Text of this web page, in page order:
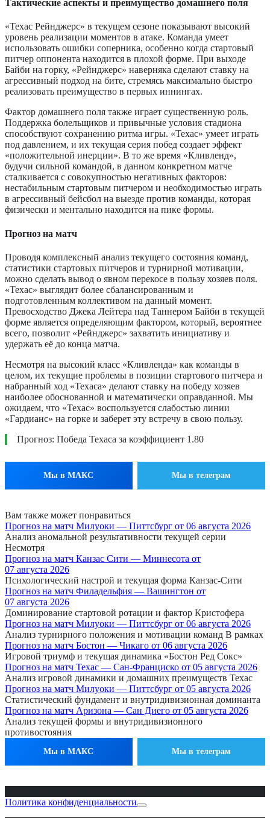
Тактические аспекты и преимущество домашнего поля
«Техас Рейнджерс» в текущем сезоне показывают высокий
уровень реализации моментов в атаке. Команда умеет
использовать ошибки соперника, особенно когда стартовый
питчер оппонента находится в плохой форме. При выходе
Байби на горку, «Рейнджерс» наверняка сделают ставку на
агрессивный подход на бите, стремясь максимально быстро
реализовать преимущество в первых иннингах.
Фактор домашнего поля также играет существенную роль.
Поддержка болельщиков и привычные условия стадиона
способствуют сохранению ритма игры. «Техас» умеет играть
под давлением, и их текущая серия побед создает эффект
«положительной инерции». В то же время «Кливленд»,
будучи сильной командой, в данном конкретном матче
сталкивается с совокупностью негативных факторов:
нестабильным стартовым питчером и необходимостью играть
в агрессивный бейсбол на выезде против команды, которая
физически и ментально находится на пике формы.
Прогноз на матч
Проводя комплексный анализ текущего состояния команд,
статистики стартовых питчеров и турнирной мотивации,
можно сделать вывод о явном перекосе в пользу хозяев поля.
«Техас» выглядит более сбалансированным и
подготовленным коллективом на данный момент.
Превосходство Джека Лейтера над Таннером Байби в текущей
форме является определяющим фактором, который, вероятнее
всего, позволит «Рейнджерс» захватить инициативу и
удержать её до конца матча.
Несмотря на высокий класс «Кливленда» как команды в
целом, их текущие проблемы в позиции стартового питчера и
набранный ход «Техаса» делают ставку на победу хозяев
наиболее обоснованной и математически оправданной. Мы
ожидаем, что «Техас» воспользуется слабостью линии
«Гардианс» на горке и заберет эту встречу в свою пользу.
Прогноз: Победа Техаса за коэффициент 1.80
Мы в МАКС Мы в телеграм
Вам также может понравиться
Прогноз на матч Милуоки — Питтсбург от 06 августа 2026
Анализ аномальной результативности текущей серии
Несмотря
Прогноз на матч Канзас Сити — Миннесота от
07 августа 2026
Психологический настрой и текущая форма Канзас-Сити
Прогноз на матч Филадельфия — Вашингтон от
07 августа 2026
Доминирование стартовой ротации и фактор Кристофера
Прогноз на матч Милуоки — Питтсбург от 06 августа 2026
Анализ турнирного положения и мотивации команд В рамках
Прогноз на матч Бостон — Чикаго от 06 августа 2026
Игровой триумф и текущая динамика «Бостон Ред Сокс»
Прогноз на матч Техас — Сан-Франциско от 05 августа 2026
Анализ игровой динамики и домашних преимуществ Техас
Прогноз на матч Милуоки — Питтсбург от 05 августа 2026
Статистический фундамент и внутридивизионная доминанта
Прогноз на матч Аризона — Сан Диего от 05 августа 2026
Анализ текущей формы и внутридивизионного
противостояния
Мы в МАКС Мы в телеграм
Политика конфиденциальности